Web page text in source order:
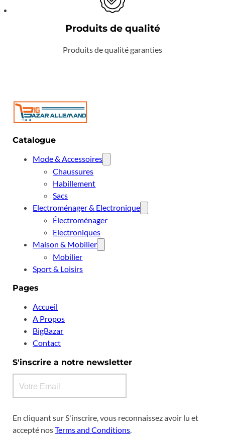
Produits de qualité
Produits de qualité garanties
Catalogue
Mode & Accessoires
Chaussures
Habillement
Sacs
Electroménager & Electronique
Électroménager
Electroniques
Maison & Mobilier
Mobilier
Sport & Loisirs
Pages
Accueil
A Propos
BigBazar
Contact
S'inscrire a notre newsletter
En cliquant sur S'inscrire, vous reconnaissez avoir lu et
accepté nosTerms and Conditions.